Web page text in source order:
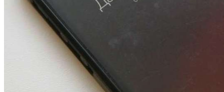
Сладкий праздник в Волгограде: в Центральном
парке прошёл фестиваль „Арбузный переполох“
Волгоградские компании нарастили экспорт:
заключены контракты на 3,6 млн долларов